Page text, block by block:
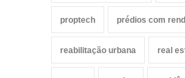
proptech prédios com
reabilitação urbana real